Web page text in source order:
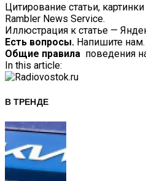
Цитирование статьи,
Rambler News Service.
Иллюстрация к статье —
Есть вопросы. Напишите нам.
Общие правила поведения
In this article:
В ТРЕНДЕ